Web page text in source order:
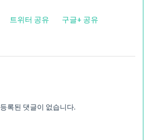
트위터 공유 구글+ 공유
등록된 댓글이 없습니다.